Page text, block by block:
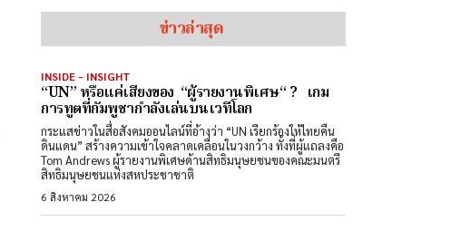
ข่าวล่าสุด
INSIDE - INSIGHT
“UN” หรือแค่เสียงของ “ผู้รายงานพิเศษ“ ? เกม
การทูตที่กัมพูชากำลังเล่นบนเวทีโลก
กระแสข่าวในสื่อสังคมออนไลน์ที่อ้างว่า “UN เรียกร้องให้ไทยคืน
ดินแดน” สร้างความเข้าใจคลาดเคลื่อนในวงกว้าง ทั้งที่ผู้แถลงคือ
Tom Andrews ผู้รายงานพิเศษด้านสิทธิมนุษยชนของคณะมนตรี
สิทธิมนุษยชนแห่งสหประชาชาติ
6 สิงหาคม 2026